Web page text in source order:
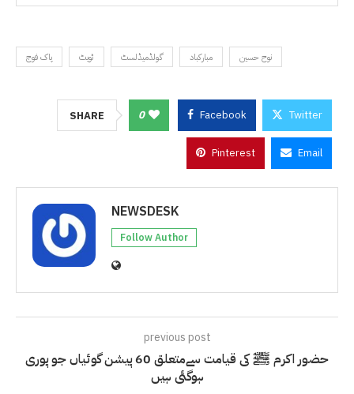
پاک فوج ٹویٹ گولڈمیڈلسٹ مبارکباد نوح حسین
SHARE 0 Facebook Twitter
Pinterest Email
NEWSDESK
Follow Author
previous post
حضور اکرم ﷺ کی قیامت سےمتعلق 60 پیشن گوئیاں جو پوری
ہوگئی ہیں